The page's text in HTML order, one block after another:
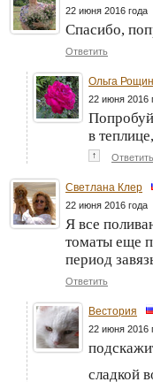
22 июня 2016 года
Спасибо,
Ответить
Ольга
22 июня 2016
в
↑ Ответить
Светлана Клер
22 июня 2016 года
Я все
томаты еще
период
Ответить
Вестория
22 июня 2016
сладкой